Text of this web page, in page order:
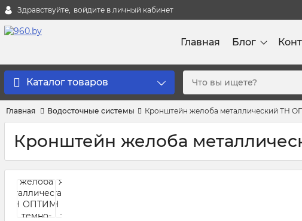
Здравствуйте, войдите в личный кабинет
Главная Блог
Каталог товаров
Главная Водосточные системы Кронштейн желоба металлический ТН
Кронштейн желоба